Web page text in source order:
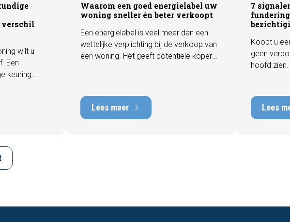
wilt u
Een
keuring
inclusief
In deze
om met
of te
Waarom een goed energielabel uw
woning sneller én beter verkoopt
Een energielabel is veel meer dan een
wettelijke verplichting bij de verkoop van
een woning. Het geeft potentiële kopers
waarde. In deze blog leggen we uit
waarom een actueel energielabel
Lees meer
7
Koopt u
geen
hoofd
met
tot Lees